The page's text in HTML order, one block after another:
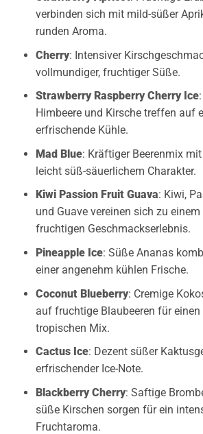
verbinden sich mit mild-süßer
runden Aroma.
Cherry: Intensiver
vollmundiger, fruchtiger Süße.
Strawberry Raspberry Cherry Ice
Himbeere und Kirsche treffen auf
erfrischende Kühle.
Mad Blue: Kräftiger Beerenmix
leicht süß-säuerlichem Charakter.
Kiwi Passion Fruit Guava: Kiwi,
und Guave vereinen sich zu
fruchtigen Geschmackserlebnis.
Pineapple Ice: Süße Ananas
einer angenehm kühlen Frische.
Coconut Blueberry: Cremige
auf fruchtige Blaubeeren für einen
tropischen Mix.
Cactus Ice: Dezent süßer
erfrischender Ice-Note.
Blackberry Cherry: Saftige
süße Kirschen sorgen für ein
Fruchtaroma.